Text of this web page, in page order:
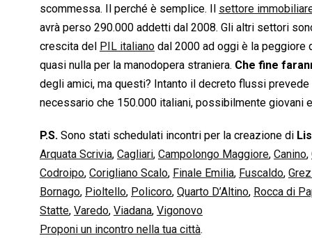
scommessa. Il perché è semplice. Il settore
avrà perso 290.000 addetti dal 2008. Gli altri settori
crescita del PIL italiano dal 2000 ad oggi è la peggiore
quasi nulla per la manodopera straniera. Che fine
degli amici, ma questi? Intanto il decreto flussi prevede
necessario che 150.000 italiani, possibilmente giovani
P.S. Sono stati schedulati incontri per la creazione di
Arquata Scrivia, Cagliari, Campolongo Maggiore, Canino,
Codroipo, Corigliano Scalo, Finale Emilia, Fuscaldo,
Bornago, Pioltello, Policoro, Quarto D’Altino, Rocca di
Statte, Varedo, Viadana, Vigonovo
Proponi un incontro nella tua città.